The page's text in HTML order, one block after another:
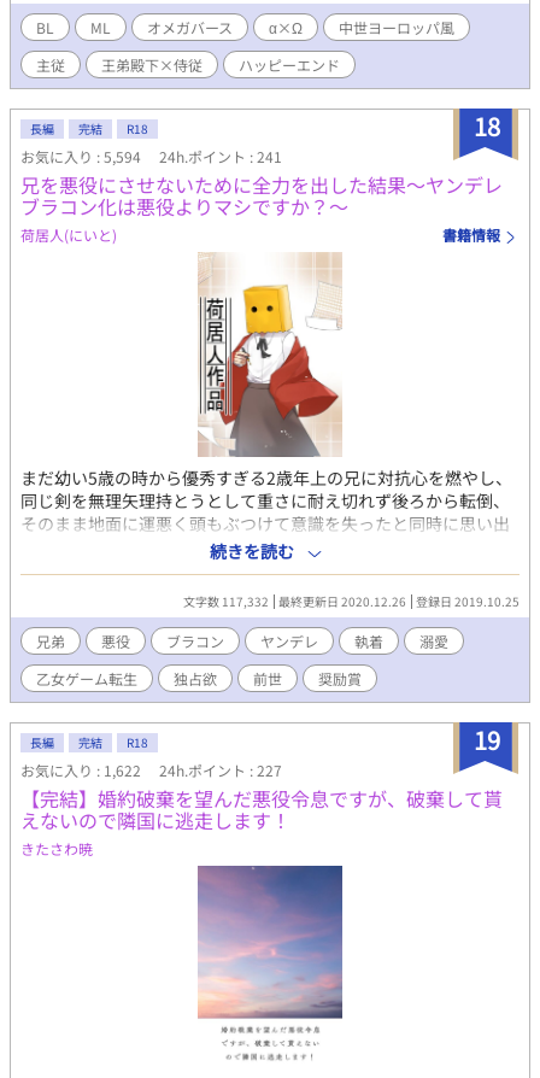
ガ嫌いと噂される第３王弟ラインハルトの従僕になった。 無口
で無愛想な彼の優しい一面を知り、任務とは裏腹にラインハルト
に惹かれていくユリウスであったが、働き始めて3カ月が過ぎたと
ころで第３王弟殿下が辺境伯令嬢の婿養子になるという噂を聞
き、従僕も解雇される。
BL ML オメガバース α×Ω
中世ヨーロッパ風
主従
王弟殿下×侍従 ハッピーエンド
18
長編 完結 R18
お気に入り : 5,594 24h.ポイント : 241
兄を悪役にさせないために全力を出した結果～ヤンデレ
ブラコン化は悪役よりマシですか？～
荷居人(にいと) 書籍情報
まだ幼い5歳の時から優秀すぎる2歳年上の兄に対抗心を燃やし、
同じ剣を無理矢理持とうとして重さに耐え切れず後ろから転倒、
そのまま地面に運悪く頭もぶつけて意識を失ったと同時に思い出
したのは前世の記憶。 それと同時にこの今生きる世界が、前世シ
スコンであった俺が妹と一緒にしていた乙女ゲーム『君と共に』
の略してキミトモの世界であることを理解した。 ちなみ俺はキミ
トモの攻略対象の第二王子であり、兄はキミトモで最大の悪役と
なる第一王子。 ｢いや、ゲームならともかく現実で身内が悪役に
なるのわかってて放置……ってのもなぁ。何より兄さんってただ
の寂しがり屋が拗れただけだし？それに俺が王様とか絶対無理だ
し｣ 悪役になる原因がわかっているなら、その原因を取り除けば
いい話。結果まさか兄がブラコンになるのはともかく(シスコンだ
った俺にブラコンは責められない)、ヤンデレになるなんて誰が予
想できる？ BL小説大賞用作品。応援していただけたら嬉しいで
す。 11月中に5万文字以上は目標にしたいためできる限り更新を
したいと考えています！休みの日に一気に書き上げて更新調整し
ていきたいと思います。 さっそく感想くださった方、読んでくだ
さってる方、お気に入り登録していただけた方、しおり挟んでく
れてる方、ありがとうございます！とても励みになります！
10/27.21時28分HOTランキング4位確認！ありがとうございま
す！ 10/28.19時23分人気ランキング19位、その他ランキング2位
確認！ありがとうございます！ 10/28お気に入り登録数1000越
え！11/5お気に入り登録数2000越え！ありがとうございます！感
想もかなり励みになります！ありがとうございます！ありがとう
ございます！ 2020年12月25日BL大賞にて奨励賞いただきまし
た！応援してくださった皆様ありがとうございます！
続きを読む
文字数 117,332 最終更新日 2020.12.26 登録日 2019.10.25
兄弟 悪役 ブラコン ヤンデレ 執着
溺愛
乙女ゲーム転生
独占欲 前世 奨励賞
19
長編 完結 R18
お気に入り : 1,622 24h.ポイント : 227
【完結】婚約破棄を望んだ悪役令息ですが、破棄して貰
えないので隣国に逃走します！
きたさわ暁